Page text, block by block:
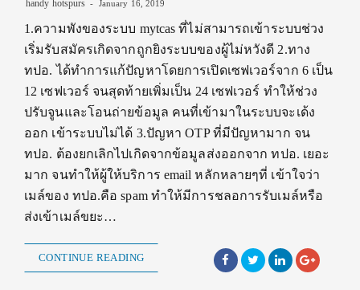
handy hotspurs January 16, 2019
1.ความพังของระบบ mytcas ที่ไม่สามารถเข้าระบบช่วง
เริ่มรับสมัครเกิดจากถูกยิงระบบของผู้ไม่หวังดี 2.ทาง
ทปอ. ได้ทำการแก้ปัญหาโดยการเปิดเซฟเวอร์จาก 6 เป็น
12 เซฟเวอร์ จนสุดท้ายเพิ่มเป็น 24 เซฟเวอร์ ทำให้ช่วง
ปรับจูนและโอนถ่ายข้อมูล คนที่เข้ามาในระบบจะเด้ง
ออก เข้าระบบไม่ได้ 3.ปัญหา OTP ที่มีปัญหามาก จน
ทปอ. ต้องยกเลิกไปเกิดจากข้อมูลส่งออกจาก ทปอ. เยอะ
มาก จนทำให้ผู้ให้บริการ email หลักหลายๆที่ เข้าใจว่า
เมล์ของ ทปอ.คือ spam ทำให้มีการชลอการรับเมล์หรือ
ส่งเข้าเมล์ขยะ…
CONTINUE READING